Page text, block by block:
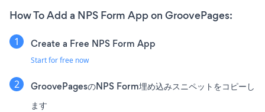
How To Add a NPS Form App on GroovePages:
Create a Free NPS Form App
Start for free now
GroovePagesのNPS Form埋め込みスニペットをコピーし
ます